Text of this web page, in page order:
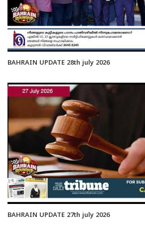
BAHRAIN UPDATE 28th july 2026
BAHRAIN UPDATE 27th july 2026